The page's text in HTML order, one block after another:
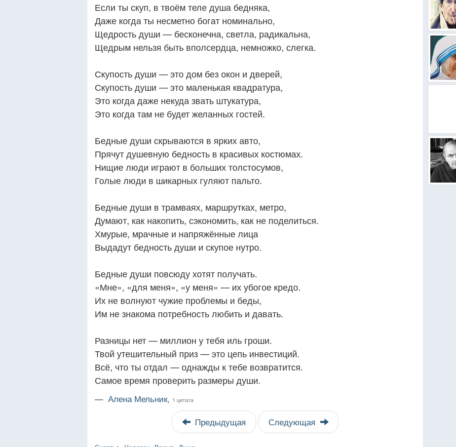
Если ты скуп, в твоём теле душа бедняка,
Даже когда ты несметно богат номинально,
Щедрость души — бесконечна, светла, радикальна,
Щедрым нельзя быть вполсердца, немножко, слегка.
Скупость души — это дом без окон и дверей,
Скупость души — это маленькая квадратура,
Это когда даже некуда звать штукатура,
Это когда там не будет желанных гостей.
Бедные души скрываются в ярких авто,
Прячут душевную бедность в красивых костюмах.
Нищие люди играют в больших толстосумов,
Голые люди в шикарных гуляют пальто.
Бедные души в трамваях, маршрутках, метро,
Думают, как накопить, сэкономить, как не поделиться.
Хмурые, мрачные и напряжённые лица
Выдадут бедность души и скупое нутро.
Бедные души повсюду хотят получать.
«Мне», «для меня», «у меня» — их убогое кредо.
Их не волнуют чужие проблемы и беды,
Им не знакома потребность любить и давать.
Разницы нет — миллион у тебя иль гроши.
Твой утешительный приз — это цепь инвестиций.
Всё, что ты отдал — однажды к тебе возвратится.
Самое время проверить размеры души.
— Алена Мельник, 1 цитата
Предыдущая Следующая